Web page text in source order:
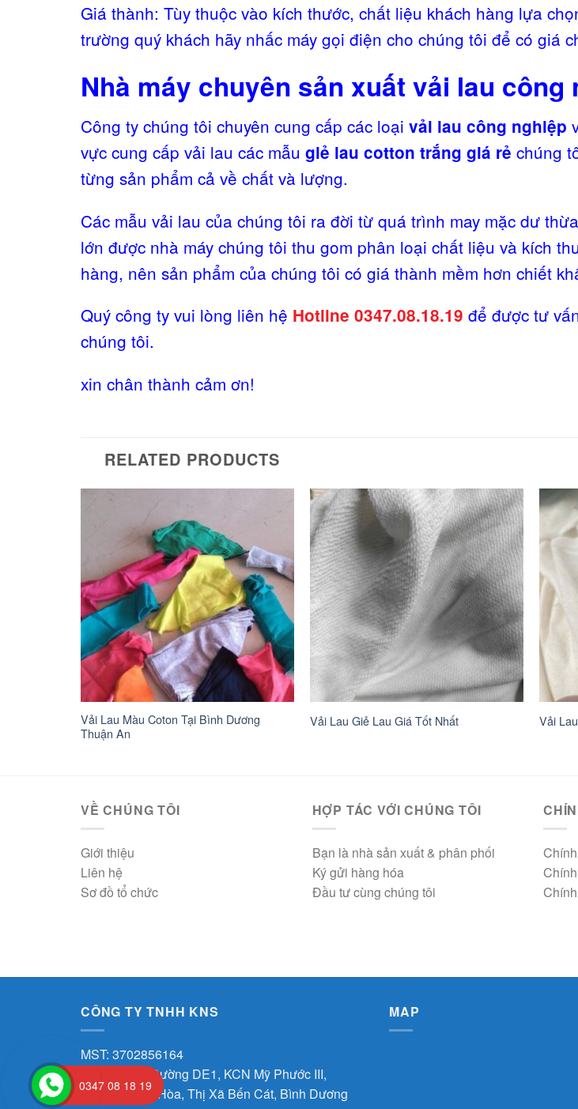
Giá thành: Tùy thuộc vào kích thước, chất liệu khách hàng lựa
trường quý khách hãy nhấc máy gọi điện cho chúng tôi để có giá
Nhà máy chuyên sản xuất vải lau công
Công ty chúng tôi chuyên cung cấp các loại vải lau công nghiệp
vực cung cấp vải lau các mẫu giẻ lau cotton trắng giá rẻ chúng
từng sản phẩm cả về chất và lượng.
Các mẫu vải lau của chúng tôi ra đời từ quá trình may mặc dư
lớn được nhà máy chúng tôi thu gom phân loại chất liệu và kích
hàng, nên sản phẩm của chúng tôi có giá thành mềm hơn chiết
Quý công ty vui lòng liên hệ Hotline 0347.08.18.19 để được tư
chúng tôi.
xin chân thành cảm ơn!
RELATED PRODUCTS
Vải Lau Màu Coton Tại Bình Dương
Thuận An
Vải Lau Giẻ Lau Giá Tốt Nhất Vải
VỀ CHÚNG TÔI
Giới thiệu
Liên hệ
Sơ đồ tổ chức
HỢP TÁC VỚI CHÚNG TÔI
Bạn là nhà sản xuất & phân phối
Ký gửi hàng hóa
Đầu tư cùng chúng tôi
CÔNG TY TNHH KNS
MST: 3702856164
Địa chỉ: J30 Đường DE1, KCN Mỹ Phước III,
Phường Thới Hòa, Thị Xã Bến Cát, Bình Dương
MAP
0347 08 18 19